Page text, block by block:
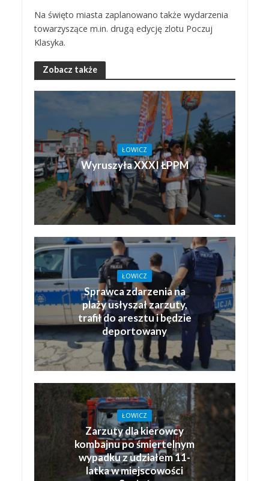
Na święto miasta zaplanowano także wydarzenia
towarzyszące m.in. drugą edycję zlotu Poczuj
Klasyka.
Zobacz także
ŁOWICZ
Wyruszyła XXXI ŁPPM
ŁOWICZ
Sprawca zdarzenia na
plaży usłyszał zarzuty,
trafił do aresztu i będzie
deportowany
ŁOWICZ
Zarzuty dla kierowcy
kombajnu po śmiertelnym
wypadku z udziałem 11-
latka w miejscowości